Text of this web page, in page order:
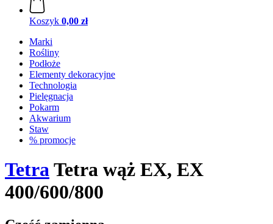
Koszyk 0,00 zł
Marki
Rośliny
Podłoże
Elementy dekoracyjne
Technologia
Pielęgnacja
Pokarm
Akwarium
Staw
% promocje
TetraTetra wąż EX, EX
400/600/800